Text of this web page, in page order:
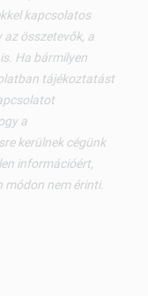
kapcsolatos
összetevők, a
Ha bármilyen
tájékoztatást
a
kerülnek cégünk
információért,
módon nem érinti.